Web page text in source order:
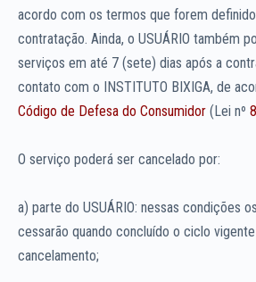
acordo com os termos que forem
contratação. Ainda, o USUÁRIO também
serviços em até 7 (sete) dias após a
contato com o INSTITUTO BIXIGA, de
Código de Defesa do Consumidor (Lei nº
O serviço poderá ser cancelado por:
a) parte do USUÁRIO: nessas condições
cessarão quando concluído o ciclo
cancelamento;